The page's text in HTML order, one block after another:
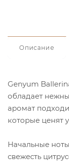
Описание
Genyum
обладает
аромат
которые ценят
Начальные
свежесть